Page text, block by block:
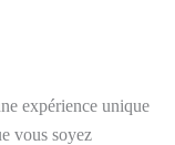
expérience unique
vous soyez